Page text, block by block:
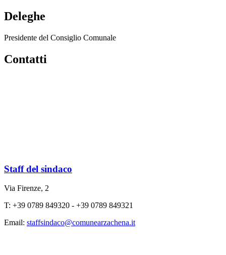
Deleghe
Presidente del Consiglio Comunale
Contatti
Staff del sindaco
Via Firenze, 2
T: +39 0789 849320 - +39 0789 849321
Email: staffsindaco@comunearzachena.it